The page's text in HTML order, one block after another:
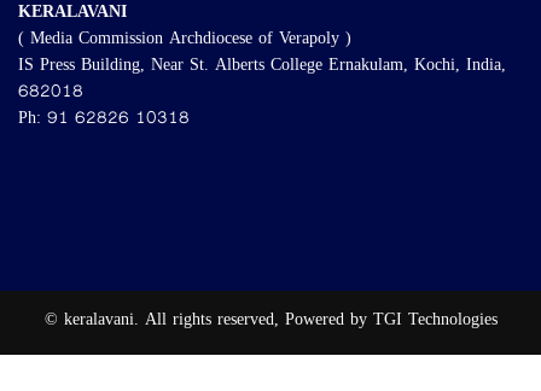
KERALAVANI
( Media Commission Archdiocese of Verapoly )
IS Press Building, Near St. Alberts College Ernakulam, Kochi, India,
682018
Ph: 91 62826 10318
© keralavani. All rights reserved, Powered by TGI Technologies